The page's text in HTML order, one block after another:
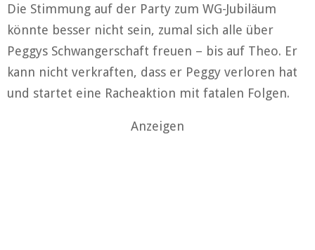
Die Stimmung auf der Party zum WG-Jubiläum
könnte besser nicht sein, zumal sich alle über
Peggys Schwangerschaft freuen – bis auf Theo. Er
kann nicht verkraften, dass er Peggy verloren hat
und startet eine Racheaktion mit fatalen Folgen.
Anzeigen